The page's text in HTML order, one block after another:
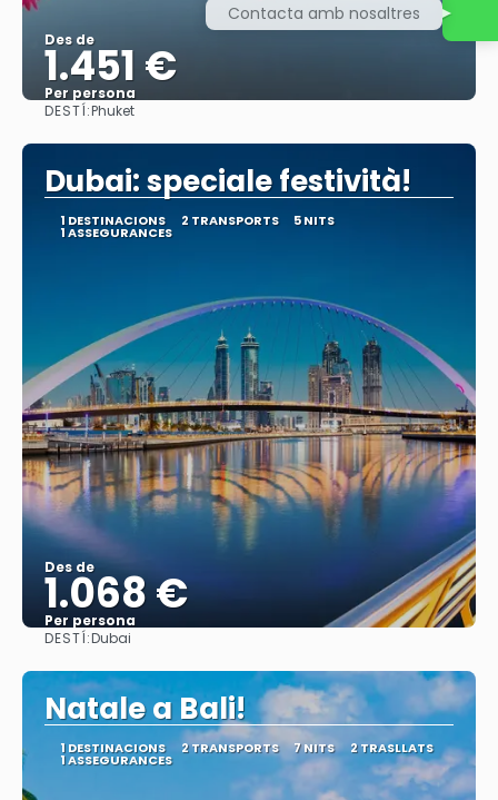
Des de
1.451 €
Per persona
DESTÍ:Phuket
Dubai: speciale festività!
1 DESTINACIONS 2 TRANSPORTS 5 NITS
1 ASSEGURANCES
Des de
1.068 €
Per persona
DESTÍ:Dubai
Natale a Bali!
1 DESTINACIONS 2 TRANSPORTS 7 NITS 2 TRASLLATS
1 ASSEGURANCES
Contacta amb nosaltres